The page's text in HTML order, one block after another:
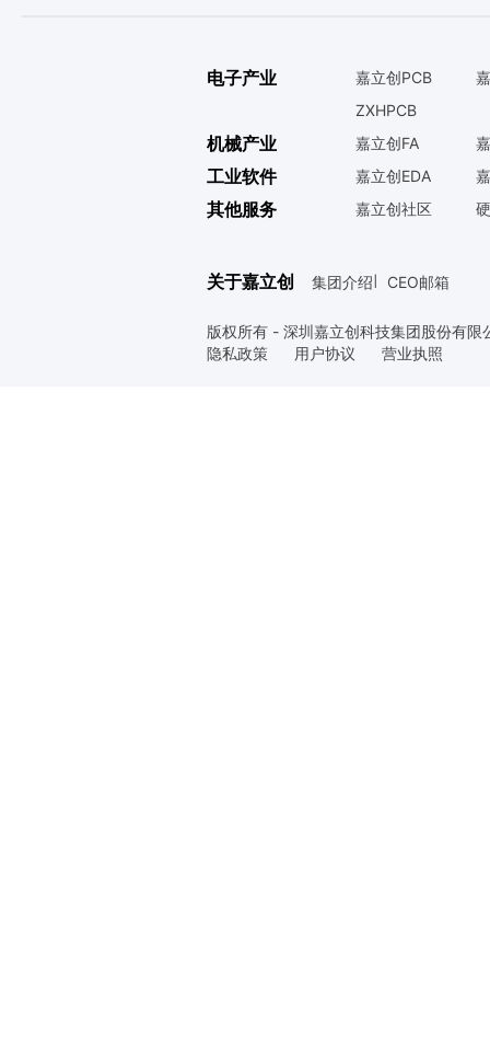
电子产业 嘉立创PCB
ZXHPCB
机械产业 嘉立创FA
工业软件 嘉立创EDA
其他服务 嘉立创社区
关于嘉立创 集团介绍 CEO邮箱
版权所有 - 深圳嘉立创科技集团股份有限
隐私政策
用户协议 营业执照